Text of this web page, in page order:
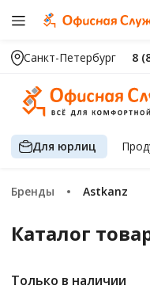
Санкт-Петербург 8
Для юрлиц
Бренды Astkanz
Каталог
Только в наличии